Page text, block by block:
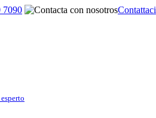
7090 Contattaci